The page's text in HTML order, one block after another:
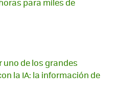
para miles de
de los grandes
la IA: la información de